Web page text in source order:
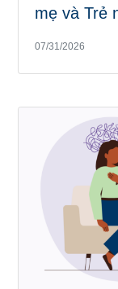
mẹ và Trẻ
07/31/2026